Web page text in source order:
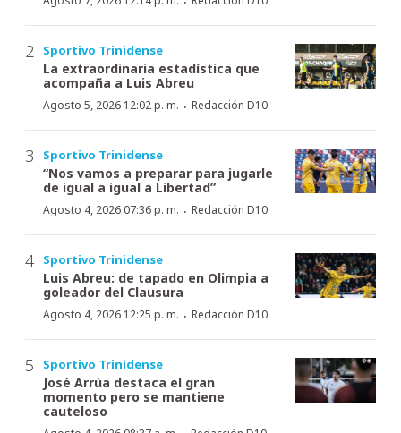
Sportivo Trinidense
La extraordinaria estadística que
acompaña a Luis Abreu
Agosto 5, 2026 12:02 p. m. · Redacción D10
Sportivo Trinidense
“Nos vamos a preparar para jugarle
de igual a igual a Libertad”
Agosto 4, 2026 07:36 p. m. · Redacción D10
Sportivo Trinidense
Luis Abreu: de tapado en Olimpia a
goleador del Clausura
Agosto 4, 2026 12:25 p. m. · Redacción D10
Sportivo Trinidense
José Arrúa destaca el gran
momento pero se mantiene
cauteloso